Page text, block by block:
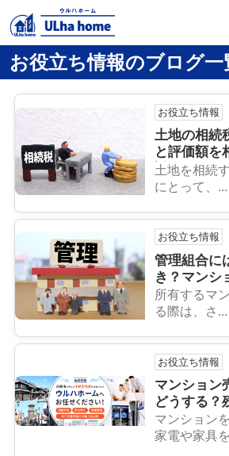
お役立ち情報のブログ一
お役立ち情報
土地の相続
と評価額を
説
土地を相続
にとって、...
お役立ち情報
管理組合に
き？マンシ
な手続きも
所有するマ
る際は、さ...
お役立ち情報
マンション
どうする？
ースや注意
マンション
家電や家具